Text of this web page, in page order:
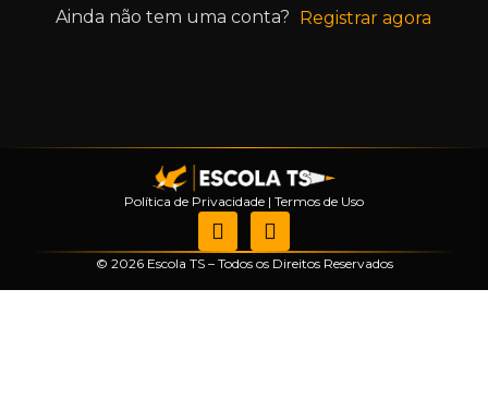
Ainda não tem uma conta? Registrar agora
Política de Privacidade | Termos de Uso
© 2026 Escola TS – Todos os Direitos Reservados